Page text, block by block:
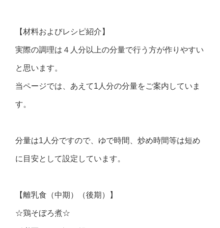
【材料およびレシピ紹介】
実際の調理は４人分以上の分量で行う方が作りやすい
と思います。
当ページでは、あえて1人分の分量をご案内していま
す。
分量は1人分ですので、ゆで時間、炒め時間等は短め
に目安として設定しています。
【離乳食（中期）（後期）】
☆鶏そぼろ煮☆